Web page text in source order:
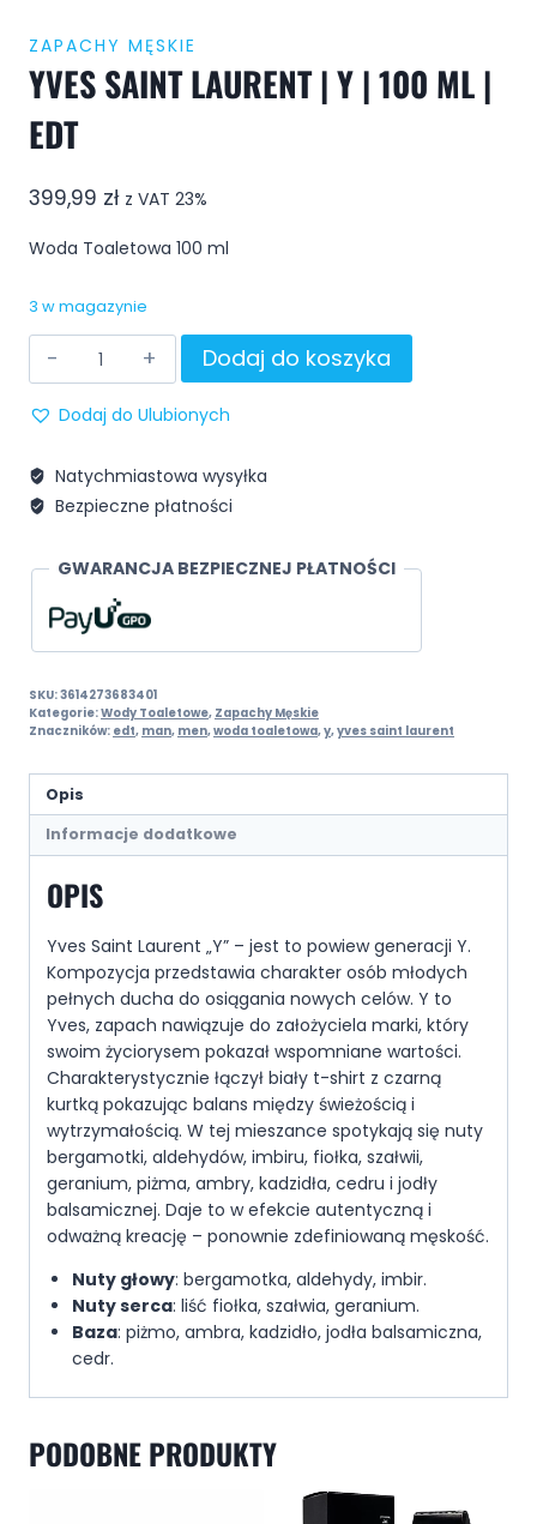
ZAPACHY MĘSKIE
YVES SAINT LAURENT | Y | 100 ML |
EDT
399,99 zł z VAT 23%
Woda Toaletowa 100 ml
3 w magazynie
Dodaj do koszyka
Dodaj do Ulubionych
Natychmiastowa wysyłka
Bezpieczne płatności
GWARANCJA BEZPIECZNEJ PŁATNOŚCI
SKU:3614273683401
Kategorie:Wody Toaletowe, Zapachy Męskie
Znaczników: edt, man, men,woda toaletowa,y,yves saint laurent
Opis
Informacje dodatkowe
OPIS
Yves Saint Laurent „Y” – jest to powiew generacji Y.
Kompozycja przedstawia charakter osób młodych
pełnych ducha do osiągania nowych celów. Y to
Yves, zapach nawiązuje do założyciela marki, który
swoim życiorysem pokazał wspomniane wartości.
Charakterystycznie łączył biały t-shirt z czarną
kurtką pokazując balans między świeżością i
wytrzymałością. W tej mieszance spotykają się nuty
bergamotki, aldehydów, imbiru, fiołka, szałwii,
geranium, piżma, ambry, kadzidła, cedru i jodły
balsamicznej. Daje to w efekcie autentyczną i
odważną kreację – ponownie zdefiniowaną męskość.
Nuty głowy: bergamotka, aldehydy, imbir.
Nuty serca: liść fiołka, szałwia, geranium.
Baza: piżmo, ambra, kadzidło, jodła balsamiczna,
cedr.
PODOBNE PRODUKTY